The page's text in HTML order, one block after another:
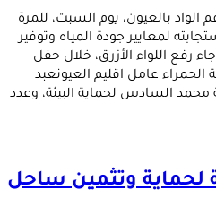
الواد بالعيون، يوم السبت، للمرة
لمعايير جودة المياه وتوفير
رفع اللواء الأزرق، خلال حفل
عامل اقليم العيونعبد
السادس لحماية البيئة، وعدد
وتثمين ساحل